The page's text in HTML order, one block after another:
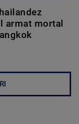
armat mortal